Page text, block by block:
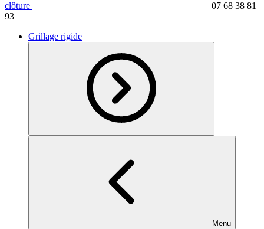
clôture
07 68 38 81
93
Grillage rigide
Menu